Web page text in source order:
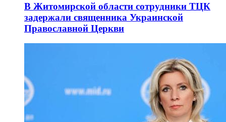
В Житомирской области сотрудники ТЦК
задержали священника Украинской
Православной Церкви